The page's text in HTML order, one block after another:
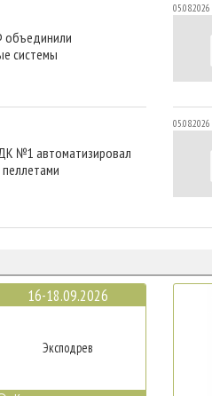
объединили
системы
№1 автоматизировал
05.08.2026
05.08.2026
16-18.09.2026
Эксподрев